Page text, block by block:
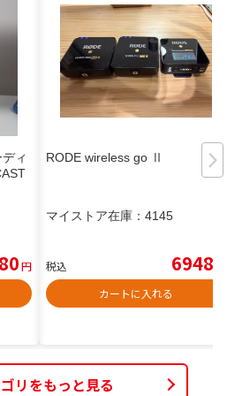
ィ
円
RODE wireless go Ⅱ
マイストア在庫： 4145
税込 6948
カートに入れる
リをもっと見る